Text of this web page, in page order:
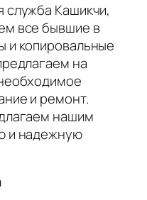
служба Кашикчи,
все бывшие в
и копировальные
на
и ремонт.
нашим
и надежную